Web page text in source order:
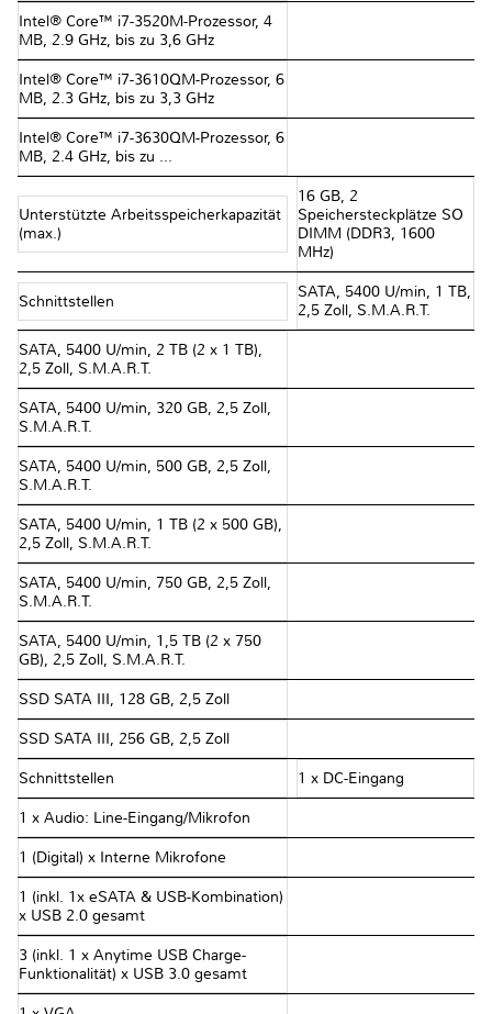
Intel® Core™ i7-3520M-Prozessor, 4
MB, 2.9 GHz, bis zu 3,6 GHz
Intel® Core™ i7-3610QM-Prozessor, 6
MB, 2.3 GHz, bis zu 3,3 GHz
Intel® Core™ i7-3630QM-Prozessor, 6
MB, 2.4 GHz, bis zu ...
Unterstützte Arbeitsspeicherkapazität
(max.)
16 GB, 2
Speichersteckplätze SO
DIMM (DDR3, 1600
MHz)
Schnittstellen
SATA, 5400 U/min, 1 TB,
2,5 Zoll, S.M.A.R.T.
SATA, 5400 U/min, 2 TB (2 x 1 TB),
2,5 Zoll, S.M.A.R.T.
SATA, 5400 U/min, 320 GB, 2,5 Zoll,
S.M.A.R.T.
SATA, 5400 U/min, 500 GB, 2,5 Zoll,
S.M.A.R.T.
SATA, 5400 U/min, 1 TB (2 x 500 GB),
2,5 Zoll, S.M.A.R.T.
SATA, 5400 U/min, 750 GB, 2,5 Zoll,
S.M.A.R.T.
SATA, 5400 U/min, 1,5 TB (2 x 750
GB), 2,5 Zoll, S.M.A.R.T.
SSD SATA III, 128 GB, 2,5 Zoll
SSD SATA III, 256 GB, 2,5 Zoll
Schnittstellen 1 x DC-Eingang
1 x Audio: Line-Eingang/Mikrofon
1 (Digital) x Interne Mikrofone
1 (inkl. 1x eSATA & USB-Kombination)
x USB 2.0 gesamt
3 (inkl. 1 x Anytime USB Charge-
Funktionalität) x USB 3.0 gesamt